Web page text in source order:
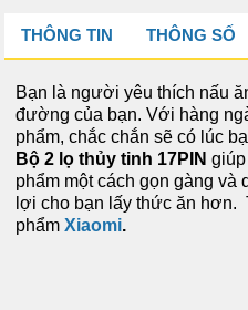
THÔNG TIN THÔNG SỐ
Bạn là người yêu thích nấu
đường của bạn. Với hàng
phẩm, chắc chắn sẽ có lúc
Bộ 2 lọ thủy tinh 17PIN
phẩm một cách gọn gàng và
lợi cho bạn lấy thức ăn hơn.
phẩmXiaomi.